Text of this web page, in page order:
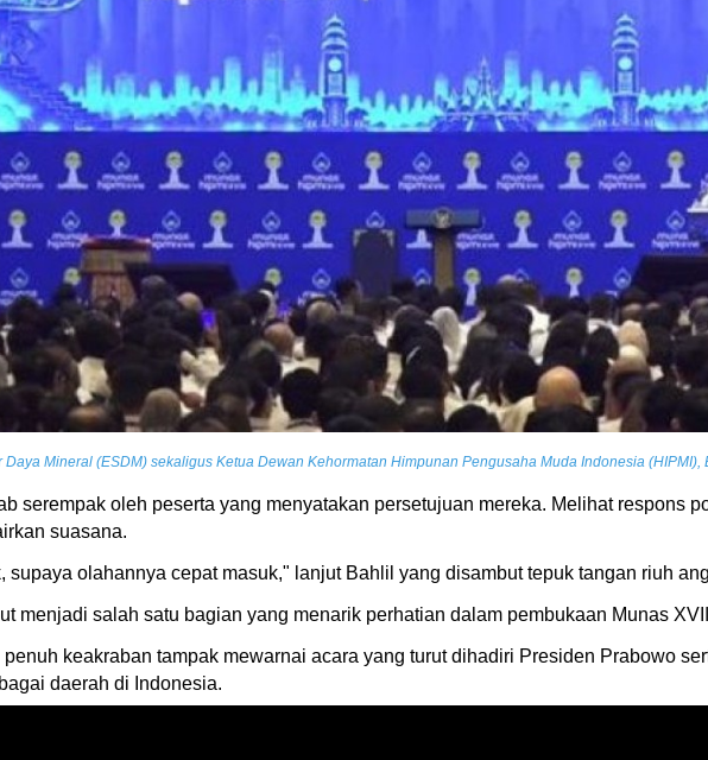
Mineral (ESDM) sekaligus Ketua Dewan Kehormatan Himpunan Pengusaha Muda Indonesia
serempak oleh peserta yang menyatakan persetujuan mereka. Melihat respons
suasana.
supaya olahannya cepat masuk," lanjut Bahlil yang disambut tepuk tangan riuh
menjadi salah satu bagian yang menarik perhatian dalam pembukaan Munas
keakraban tampak mewarnai acara yang turut dihadiri Presiden Prabowo
daerah di Indonesia.